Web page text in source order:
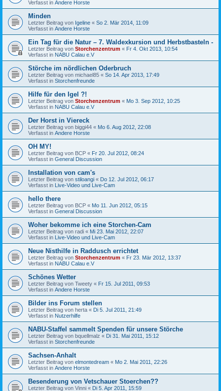
Verfasst in Andere Horste
Minden
Letzter Beitrag von Igeline « So 2. Mär 2014, 11:09
Verfasst in Andere Horste
Ein Tag für die Natur – 7. Waldexkursion und Herbstbasteln -
Letzter Beitrag von Storchenzentrum « Fr 4. Okt 2013, 10:54
Verfasst in NABU Calau e.V
Störche im nördlichen Oderbruch
Letzter Beitrag von michael85 « So 14. Apr 2013, 17:49
Verfasst in Storchenfreunde
Hilfe für den Igel ?!
Letzter Beitrag von Storchenzentrum « Mo 3. Sep 2012, 10:25
Verfasst in NABU Calau e.V
Der Horst in Viereck
Letzter Beitrag von biggi44 « Mo 6. Aug 2012, 22:08
Verfasst in Andere Horste
OH MY!
Letzter Beitrag von BCP « Fr 20. Jul 2012, 08:24
Verfasst in General Discussion
Installation von cam's
Letzter Beitrag von stiloangi « Do 12. Jul 2012, 06:17
Verfasst in Live-Video und Live-Cam
hello there
Letzter Beitrag von BCP « Mo 11. Jun 2012, 05:15
Verfasst in General Discussion
Woher bekomme ich eine Storchen-Cam
Letzter Beitrag von radi « Mi 23. Mai 2012, 22:07
Verfasst in Live-Video und Live-Cam
Neue Nisthilfe in Raddusch errichtet
Letzter Beitrag von Storchenzentrum « Fr 23. Mär 2012, 13:37
Verfasst in NABU Calau e.V
Schönes Wetter
Letzter Beitrag von Tweety « Fr 15. Jul 2011, 09:53
Verfasst in Andere Horste
Bilder ins Forum stellen
Letzter Beitrag von herta « Di 5. Jul 2011, 21:49
Verfasst in Nutzerhilfe
NABU-Staffel sammelt Spenden für unsere Störche
Letzter Beitrag von bquellmalz « Di 31. Mai 2011, 15:12
Verfasst in Storchenfreunde
Sachsen-Anhalt
Letzter Beitrag von elmontedream « Mo 2. Mai 2011, 22:26
Verfasst in Andere Horste
Besenderung von Vetschauer Stoerchen??
Letzter Beitrag von Vinni « Di 5. Apr 2011, 15:59